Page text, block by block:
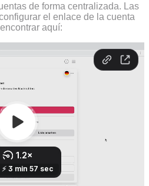
de forma centralizada. Las
el enlace de la cuenta
aquí: